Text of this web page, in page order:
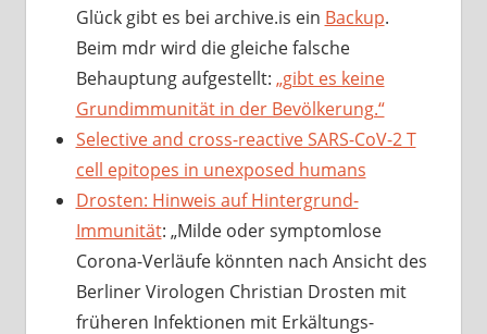
Glück gibt es bei archive.is ein Backup.
Beim mdr wird die gleiche falsche
Behauptung aufgestellt: „gibt es keine
Grundimmunität in der Bevölkerung.“
Selective and cross-reactive SARS-CoV-2 T
cell epitopes in unexposed humans
Drosten: Hinweis auf Hintergrund-
Immunität: „Milde oder symptomlose
Corona-Verläufe könnten nach Ansicht des
Berliner Virologen Christian Drosten mit
früheren Infektionen mit Erkältungs-